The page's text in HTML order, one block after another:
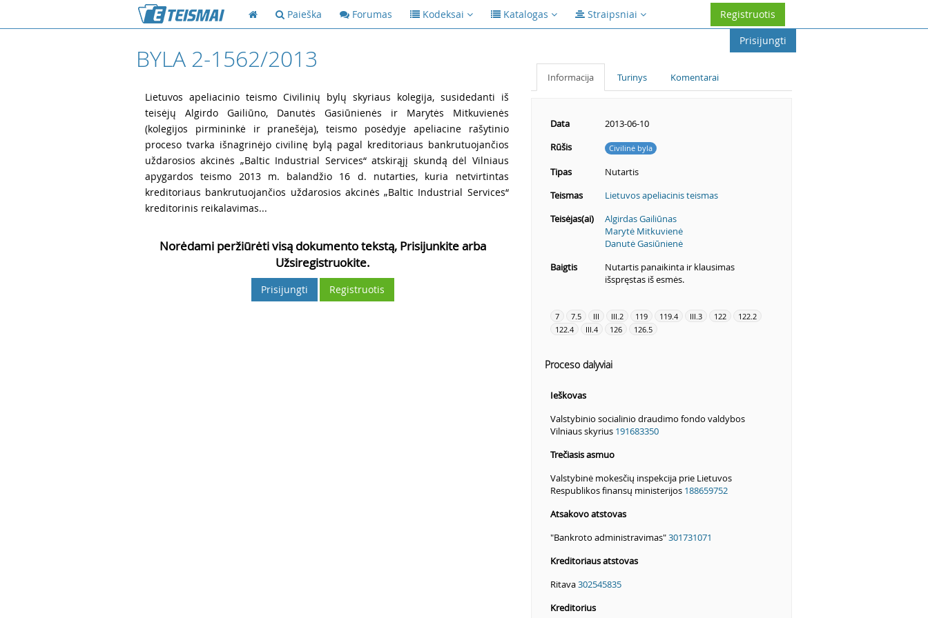
Paieška Forumas Kodeksai Katalogas Straipsniai
Registruotis
Prisijungti
BYLA 2-1562/2013
Lietuvos apeliacinio teismo Civilinių bylų skyriaus kolegija, susidedanti iš
teisėjų Algirdo Gailiūno, Danutės Gasiūnienės ir Marytės Mitkuvienės
(kolegijos pirmininkė ir pranešėja), teismo posėdyje apeliacine rašytinio
proceso tvarka išnagrinėjo civilinę bylą pagal kreditoriaus bankrutuojančios
uždarosios akcinės „Baltic Industrial Services“ atskirąjį skundą dėl Vilniaus
apygardos teismo 2013 m. balandžio 16 d. nutarties, kuria netvirtintas
kreditoriaus bankrutuojančios uždarosios akcinės „Baltic Industrial Services“
kreditorinis reikalavimas...
Norėdami peržiūrėti visą dokumento tekstą, Prisijunkite arba
Užsiregistruokite.
Prisijungti Registruotis
Informacija Turinys Komentarai
Data
2013-06-10
Rūšis
Civilinė byla
Tipas
Nutartis
Teismas
Lietuvos apeliacinis teismas
Teisėjas(ai)
Algirdas Gailiūnas
Marytė Mitkuvienė
Danutė Gasiūnienė
Baigtis
Nutartis panaikinta ir klausimas
išspręstas iš esmės.
7 7.5 III III.2 119 119.4 III.3 122
122.2
122.4
III.4 126 126.5
Proceso dalyviai
Ieškovas
Valstybinio socialinio draudimo fondo valdybos
Vilniaus skyrius 191683350
Trečiasis asmuo
Valstybinė mokesčių inspekcija prie Lietuvos
Respublikos finansų ministerijos 188659752
Atsakovo atstovas
"Bankroto administravimas"301731071
Kreditoriaus atstovas
Ritava302545835
Kreditorius